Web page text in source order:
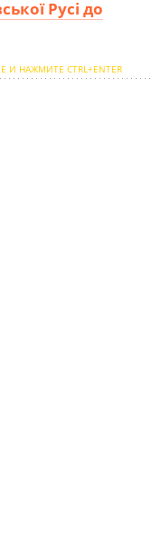
Русі до
НАЖМИТЕ CTRL+ENTER